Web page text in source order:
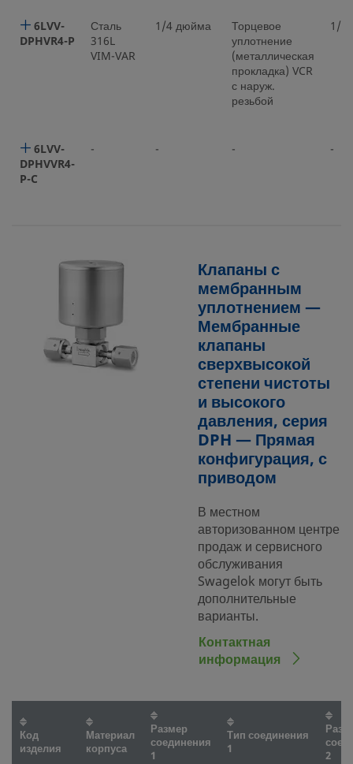
6LVV-
DPHVR4-P
Сталь
316L
VIM-VAR
1/4 дюйма
Торцевое
уплотнение
(металлическая
прокладка) VCR
с наруж.
резьбой
1/4
6LVV-
DPHVVR4-
P-C
- - - -
Клапаны с
мембранным
уплотнением —
Мембранные
клапаны
сверхвысокой
степени чистоты
и высокого
давления, серия
DPH — Прямая
конфигурация, с
приводом
В местном
авторизованном центре
продаж и сервисного
обслуживания
Swagelok могут быть
дополнительные
варианты.
Контактная
информация
Код
изделия
Материал
корпуса
Размер
соединения
1
Тип соединения
1
2